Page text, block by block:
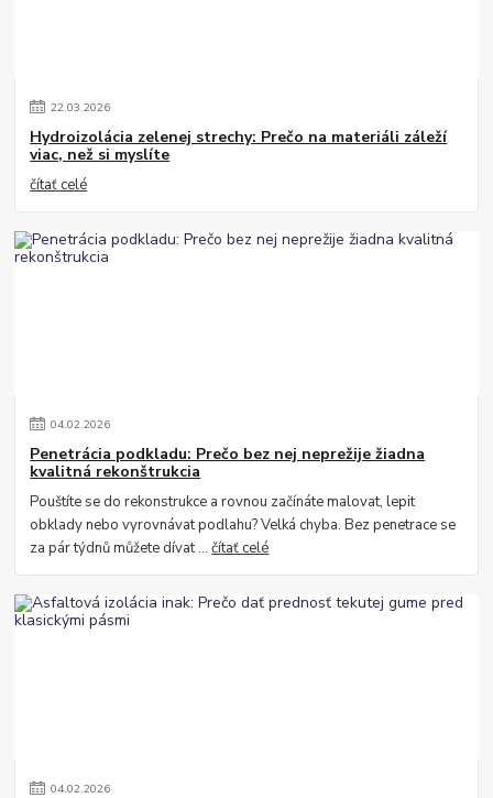
22.03.2026
Hydroizolácia zelenej strechy: Prečo na materiáli záleží
viac, než si myslíte
čítať celé
04.02.2026
Penetrácia podkladu: Prečo bez nej neprežije žiadna
kvalitná rekonštrukcia
Pouštíte se do rekonstrukce a rovnou začínáte malovat, lepit
obklady nebo vyrovnávat podlahu? Velká chyba. Bez penetrace se
za pár týdnů můžete dívat ...čítať celé
04.02.2026